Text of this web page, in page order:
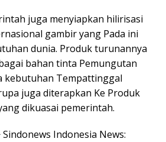
juga menyiapkan hilirisasi
gambir yang Pada ini
dunia. Produk turunannya
bahan tinta Pemungutan
kebutuhan Tempattinggal
juga diterapkan Ke Produk
dikuasai pemerintah.
Indonesia News: